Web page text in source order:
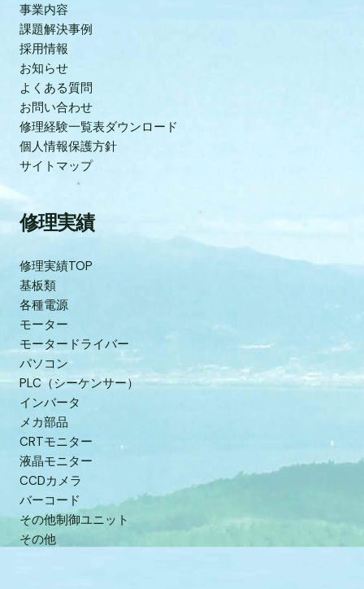
事業内容
課題解決事例
採用情報
お知らせ
よくある質問
お問い合わせ
修理経験一覧表ダウンロード
個人情報保護方針
サイトマップ
修理実績
修理実績TOP
基板類
各種電源
モーター
モータードライバー
パソコン
PLC（シーケンサー）
インバータ
メカ部品
CRTモニター
液晶モニター
CCDカメラ
バーコード
その他制御ユニット
その他